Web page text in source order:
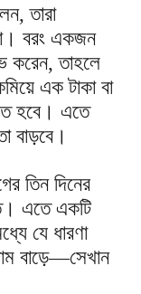
তারা
বরং একজন
করেন, তাহলে
এক টাকা বা
হবে। এতে
বাড়বে।
তিন দিনের
এতে একটি
যে ধারণা
বাড়ে—সেখান